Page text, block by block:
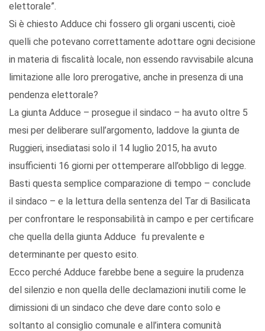
elettorale”.
Si è chiesto Adduce chi fossero gli organi uscenti, cioè
quelli che potevano correttamente adottare ogni decisione
in materia di fiscalità locale, non essendo ravvisabile alcuna
limitazione alle loro prerogative, anche in presenza di una
pendenza elettorale?
La giunta Adduce – prosegue il sindaco – ha avuto oltre 5
mesi per deliberare sull’argomento, laddove la giunta de
Ruggieri, insediatasi solo il 14 luglio 2015, ha avuto
insufficienti 16 giorni per ottemperare all’obbligo di legge.
Basti questa semplice comparazione di tempo – conclude
il sindaco – e la lettura della sentenza del Tar di Basilicata
per confrontare le responsabilità in campo e per certificare
che quella della giunta Adduce fu prevalente e
determinante per questo esito.
Ecco perché Adduce farebbe bene a seguire la prudenza
del silenzio e non quella delle declamazioni inutili come le
dimissioni di un sindaco che deve dare conto solo e
soltanto al consiglio comunale e all’intera comunità